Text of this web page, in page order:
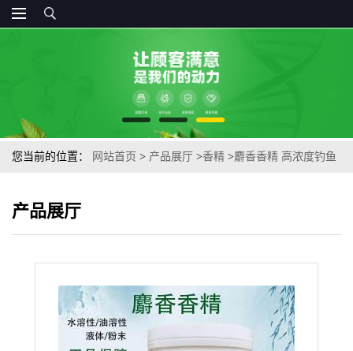
您当前的位置： 网站首页 > 产品展厅 >香精 >麝香香精 高浓度钓鱼
产品展厅